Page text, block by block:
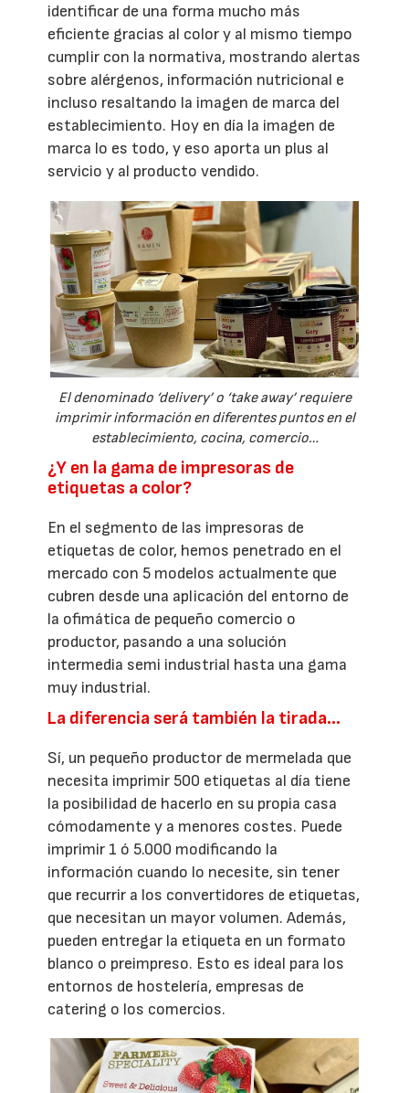
identificar de una forma mucho más
eficiente gracias al color y al mismo tiempo
cumplir con la normativa, mostrando alertas
sobre alérgenos, información nutricional e
incluso resaltando la imagen de marca del
establecimiento. Hoy en día la imagen de
marca lo es todo, y eso aporta un plus al
servicio y al producto vendido.
El denominado ‘delivery’ o ‘take away’ requiere
imprimir información en diferentes puntos en el
establecimiento, cocina, comercio…
¿Y en la gama de impresoras de
etiquetas a color?
En el segmento de las impresoras de
etiquetas de color, hemos penetrado en el
mercado con 5 modelos actualmente que
cubren desde una aplicación del entorno de
la ofimática de pequeño comercio o
productor, pasando a una solución
intermedia semi industrial hasta una gama
muy industrial.
La diferencia será también la tirada…
Sí, un pequeño productor de mermelada que
necesita imprimir 500 etiquetas al día tiene
la posibilidad de hacerlo en su propia casa
cómodamente y a menores costes. Puede
imprimir 1 ó 5.000 modificando la
información cuando lo necesite, sin tener
que recurrir a los convertidores de etiquetas,
que necesitan un mayor volumen. Además,
pueden entregar la etiqueta en un formato
blanco o preimpreso. Esto es ideal para los
entornos de hostelería, empresas de
catering o los comercios.